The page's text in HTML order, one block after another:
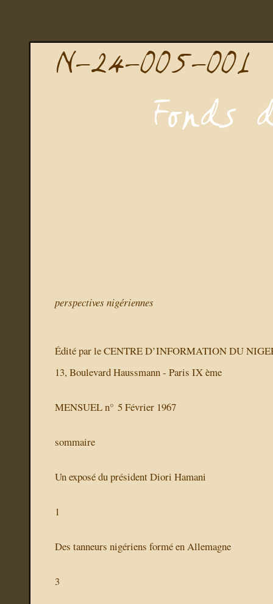
perspectives nigériennes
Édité par le CENTRE D’INFORMATION DU
13, Boulevard Haussmann - Paris IX ème
MENSUEL n° 5 Février 1967
sommaire
Un exposé du président Diori Hamani
1
Des tanneurs nigériens formé en Allemagne
3